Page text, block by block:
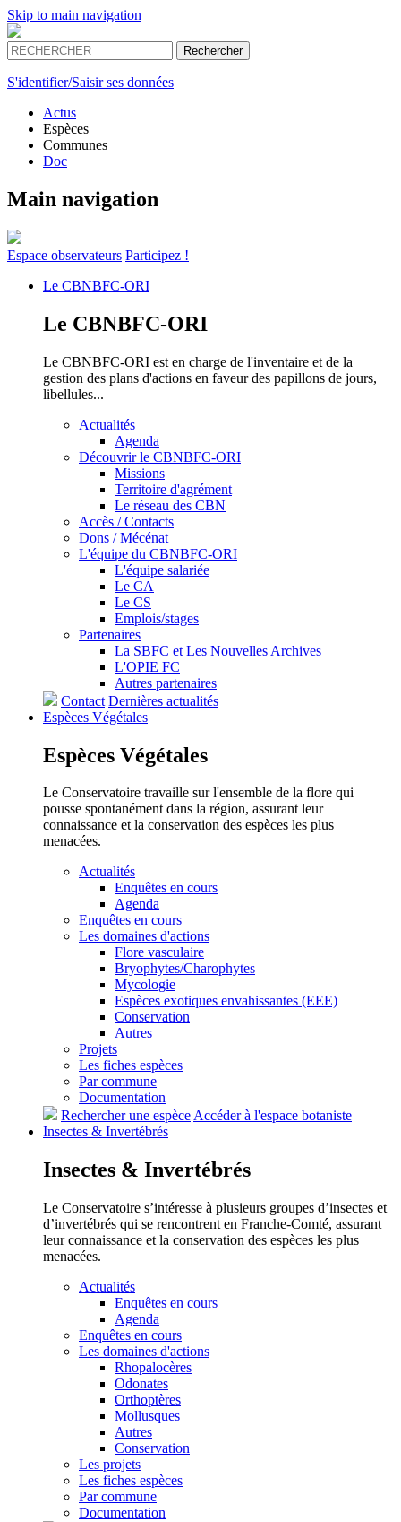
Skip to main navigation
S'identifier/Saisir ses données
Actus
Espèces
Communes
Doc
Main navigation
Espace observateurs Participez !
Le CBNBFC-ORI
Le CBNBFC-ORI
Le CBNBFC-ORI est en charge de l'inventaire et de la
gestion des plans d'actions en faveur des papillons de jours,
libellules...
Actualités
Agenda
Découvrir le CBNBFC-ORI
Missions
Territoire d'agrément
Le réseau des CBN
Accès / Contacts
Dons / Mécénat
L'équipe du CBNBFC-ORI
L'équipe salariée
Le CA
Le CS
Emplois/stages
Partenaires
La SBFC et Les Nouvelles Archives
L'OPIE FC
Autres partenaires
Contact Dernières actualités
Espèces Végétales
Espèces Végétales
Le Conservatoire travaille sur l'ensemble de la flore qui
pousse spontanément dans la région, assurant leur
connaissance et la conservation des espèces les plus
menacées.
Actualités
Enquêtes en cours
Agenda
Enquêtes en cours
Les domaines d'actions
Flore vasculaire
Bryophytes/Charophytes
Mycologie
Espèces exotiques envahissantes (EEE)
Conservation
Autres
Projets
Les fiches espèces
Par commune
Documentation
Rechercher une espèceAccéder à l'espace botaniste
Insectes & Invertébrés
Insectes & Invertébrés
Le Conservatoire s’intéresse à plusieurs groupes d’insectes et
d’invertébrés qui se rencontrent en Franche-Comté, assurant
leur connaissance et la conservation des espèces les plus
menacées.
Actualités
Enquêtes en cours
Agenda
Enquêtes en cours
Les domaines d'actions
Rhopalocères
Odonates
Orthoptères
Mollusques
Autres
Conservation
Les projets
Les fiches espèces
Par commune
Documentation